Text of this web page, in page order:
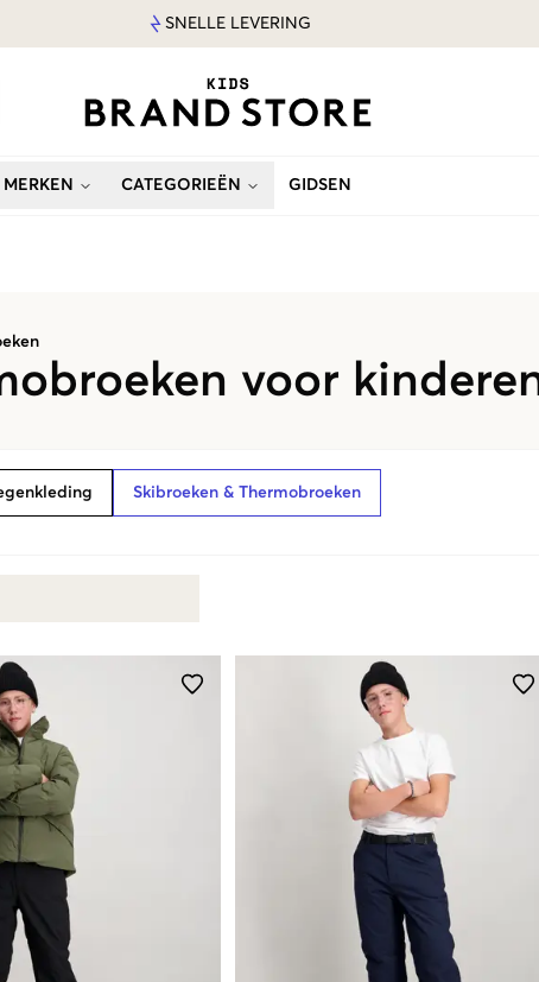
SNELLE LEVERING
MERKEN CATEGORIEËN GIDSEN
voor
Skibroeken & Thermobroeken